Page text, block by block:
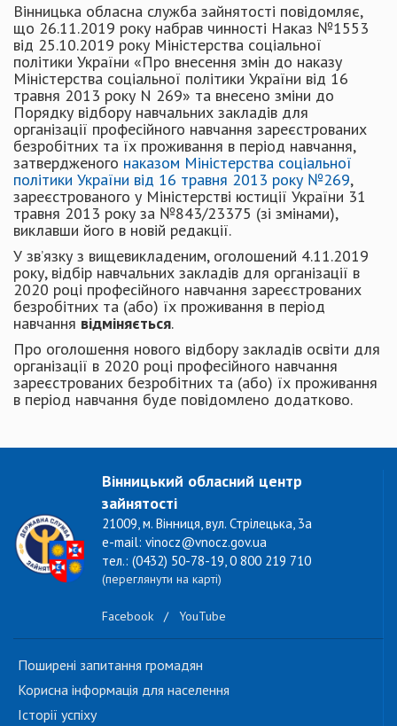
Вінницька обласна служба зайнятості повідомляє,
що 26.11.2019 року набрав чинності Наказ №1553
від 25.10.2019 року Міністерства соціальної
політики України «Про внесення змін до наказу
Міністерства соціальної політики України від 16
травня 2013 року N 269» та внесено зміни до
Порядку відбору навчальних закладів для
організації професійного навчання зареєстрованих
безробітних та їх проживання в період навчання,
затвердженого наказом Міністерства соціальної
політики України від 16 травня 2013 року №269,
зареєстрованого у Міністерстві юстиції України 31
травня 2013 року за №843/23375 (зі змінами),
виклавши його в новій редакції.
У зв’язку з вищевикладеним, оголошений 4.11.2019
року, відбір навчальних закладів для організації в
2020 році професійного навчання зареєстрованих
безробітних та (або) їх проживання в період
навчання відміняється.
Про оголошення нового відбору закладів освіти для
організації в 2020 році професійного навчання
зареєстрованих безробітних та (або) їх проживання
в період навчання буде повідомлено додатково.
Вінницький обласний центр
зайнятості
21009, м. Вінниця, вул. Стрілецька, 3а
e-mail: vinocz@vnocz.gov.ua
тел.: (0432) 50-78-19, 0 800 219 710
(переглянути на карті)
Facebook / YouTube
Поширені запитання громадян
Корисна інформація для населення
Історії успіху